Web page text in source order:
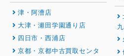
津・阿漕店
大津・瀬田学園通り店
四日市・西浦店
京都・京都中古買取センタ